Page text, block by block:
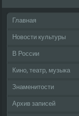
Главная
Новости культуры
В России
Кино, театр, музыка
Знаменитости
Архив записей